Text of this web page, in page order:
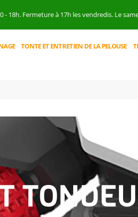
- 18h. Fermeture à 17h les vendredis. Le
TONTE ET ENTRETIEN DE LA PELOUSE